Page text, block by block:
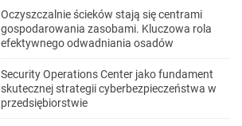
Oczyszczalnie ścieków stają się centrami
gospodarowania zasobami. Kluczowa rola
efektywnego odwadniania osadów
Security Operations Center jako fundament
skutecznej strategii cyberbezpieczeństwa w
przedsiębiorstwie